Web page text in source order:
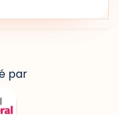
par